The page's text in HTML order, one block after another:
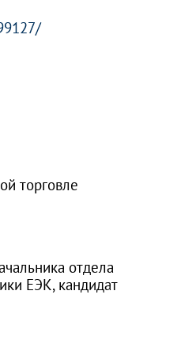
торговле
отдела
ЕЭК, кандидат